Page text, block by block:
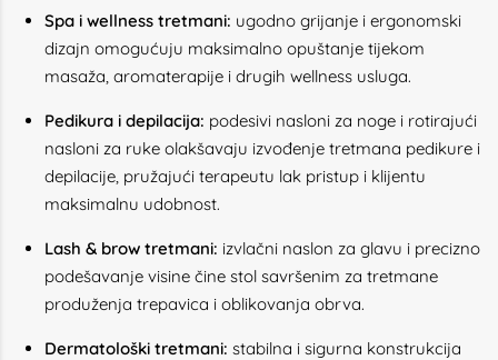
Spa i wellness tretmani: ugodno grijanje i ergonomski
dizajn omogućuju maksimalno opuštanje tijekom
masaža, aromaterapije i drugih wellness usluga.
Pedikura i depilacija: podesivi nasloni za noge i rotirajući
nasloni za ruke olakšavaju izvođenje tretmana pedikure i
depilacije, pružajući terapeutu lak pristup i klijentu
maksimalnu udobnost.
Lash & brow tretmani: izvlačni naslon za glavu i precizno
podešavanje visine čine stol savršenim za tretmane
produženja trepavica i oblikovanja obrva.
Dermatološki tretmani: stabilna i sigurna konstrukcija